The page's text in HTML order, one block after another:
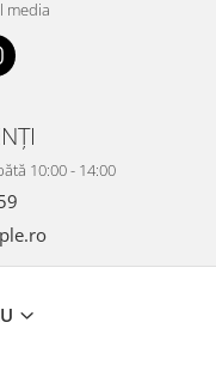
media
10:00 - 14:00